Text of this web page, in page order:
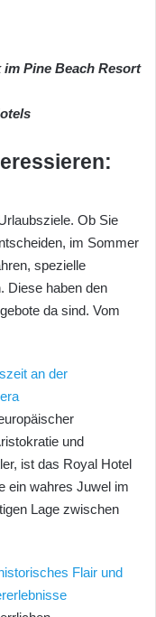
Pine Beach Resort
Ob Sie
im Sommer
spezielle
Diese haben den
da sind. Vom
an der
und
ist das Royal Hotel
ein wahres Juwel im
Lage zwischen
Flair und